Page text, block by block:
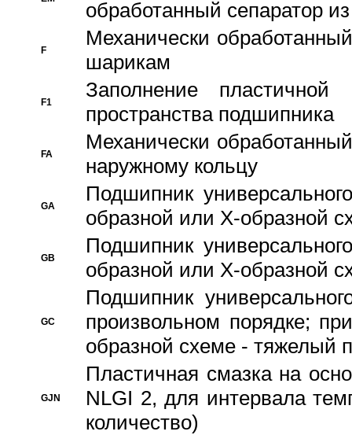
обработанный сепаратор
F
Механически
шарикам
F1
Заполнение
пространства подшипника
FA
Механически
наружному кольцу
GA
Подшипник
образной или Х-образной
GB
Подшипник
образной или Х-образной
GC
Подшипник
произвольном порядке;
образной схеме - тяжелый
GJN
Пластичная смазка на
NLGI 2, для интервала
количество)